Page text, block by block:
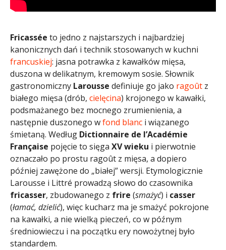
Fricassée to jedno z najstarszych i najbardziej
kanonicznych dań i technik stosowanych w kuchni
francuskiej: jasna potrawka z kawałków mięsa,
duszona w delikatnym, kremowym sosie. Słownik
gastronomiczny Larousse definiuje go jako ragoût z
białego mięsa (drób, cielęcina) krojonego w kawałki,
podsmażanego bez mocnego zrumienienia, a
następnie duszonego wfond blanc i wiązanego
śmietaną. Według Dictionnaire de l’Académie
Française pojęcie to sięga XV wieku i pierwotnie
oznaczało po prostu ragoût z mięsa, a dopiero
później zawężone do „białej” wersji. Etymologicznie
Larousse i Littré prowadzą słowo do czasownika
fricasser, zbudowanego z frire (smażyć) i casser
(łamać, dzielić), więc kucharz ma je smażyć pokrojone
na kawałki, a nie wielką pieczeń, co w późnym
średniowieczu i na początku ery nowożytnej było
standardem.